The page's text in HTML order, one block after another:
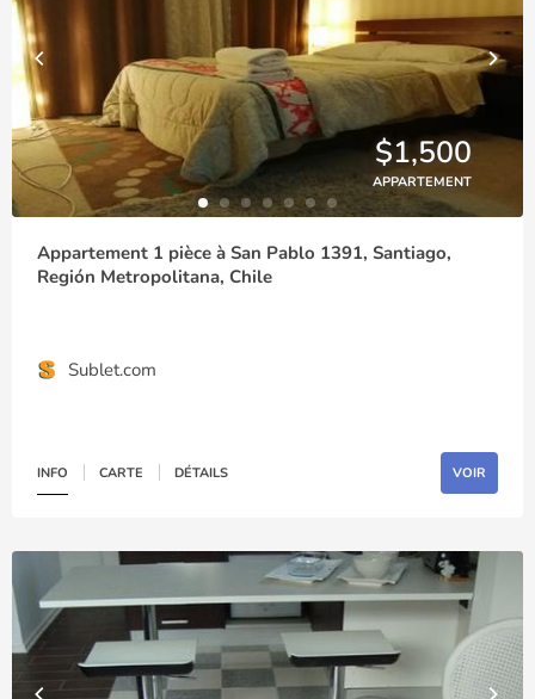
$1,500
APPARTEMENT
Appartement 1 pièce à San Pablo 1391, Santiago,
Región Metropolitana, Chile
Sublet.com
INFO CARTE DÉTAILS VOIR